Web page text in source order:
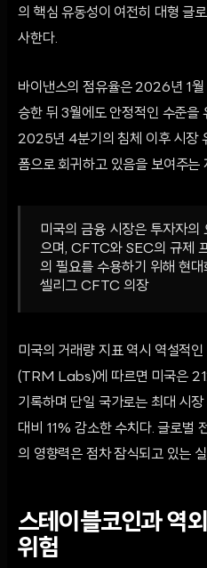
의 핵심 유동성이 여전히 대형 글
사한다.
바이낸스의 점유율은 2026년 1
승한 뒤 3월에도 안정적인 수준을
2025년 4분기의 침체 이후 시장
폼으로 회귀하고 있음을 보여주는
미국의 금융 시장은 투자자의
으며, CFTC와 SEC의 규제
의 필요를 수용하기 위해 현
셀리그 CFTC 의장
미국의 거래량 지표 역시 역설적
(TRM Labs)에 따르면 미국은
기록하며 단일 국가로는 최대 시
대비 11% 감소한 수치다. 글로벌
의 영향력은 점차 잠식되고 있는
스테이블코인과 역
위험